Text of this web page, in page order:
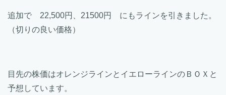
追加で 22,500円、21500円 にもラインを引きました。
（切りの良い価格）
目先の株価はオレンジラインとイエローラインのＢＯＸと
予想しています。